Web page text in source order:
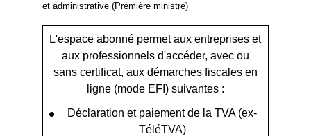
et administrative (Première ministre)
L'espace abonné permet aux entreprises et
aux professionnels d'accéder, avec ou
sans certificat, aux démarches fiscales en
ligne (mode EFI) suivantes :
Déclaration et paiement de la TVA (ex-
TéléTVA)